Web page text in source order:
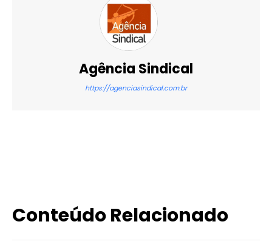
Agência Sindical
https://agenciasindical.com.br
Conteúdo Relacionado